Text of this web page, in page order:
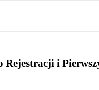
Rejestracji i